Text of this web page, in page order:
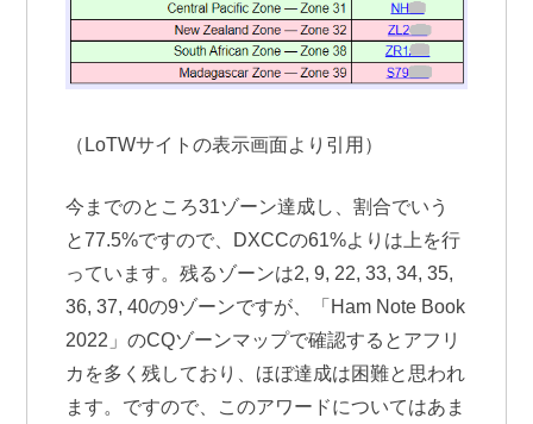
（LoTWサイトの表示画面より引用）
今までのところ31ゾーン達成し、割合でいう
と77.5%ですので、DXCCの61%よりは上を行
っています。残るゾーンは2, 9, 22, 33, 34, 35,
36, 37, 40の9ゾーンですが、「Ham Note Book
2022」のCQゾーンマップで確認するとアフリ
カを多く残しており、ほぼ達成は困難と思われ
ます。ですので、このアワードについてはあま